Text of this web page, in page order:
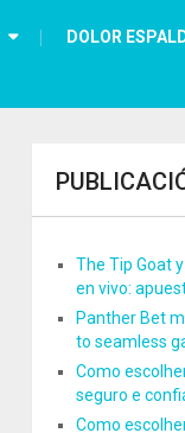
DOLOR
The Tip Goat
en vivo:
Panther Bet
to seamless
Como
seguro e
Como